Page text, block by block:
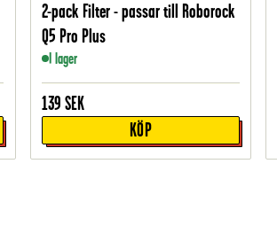
2-pack Filter - passar till Roborock
Q5 Pro Plus
I lager
139 SEK
KÖP